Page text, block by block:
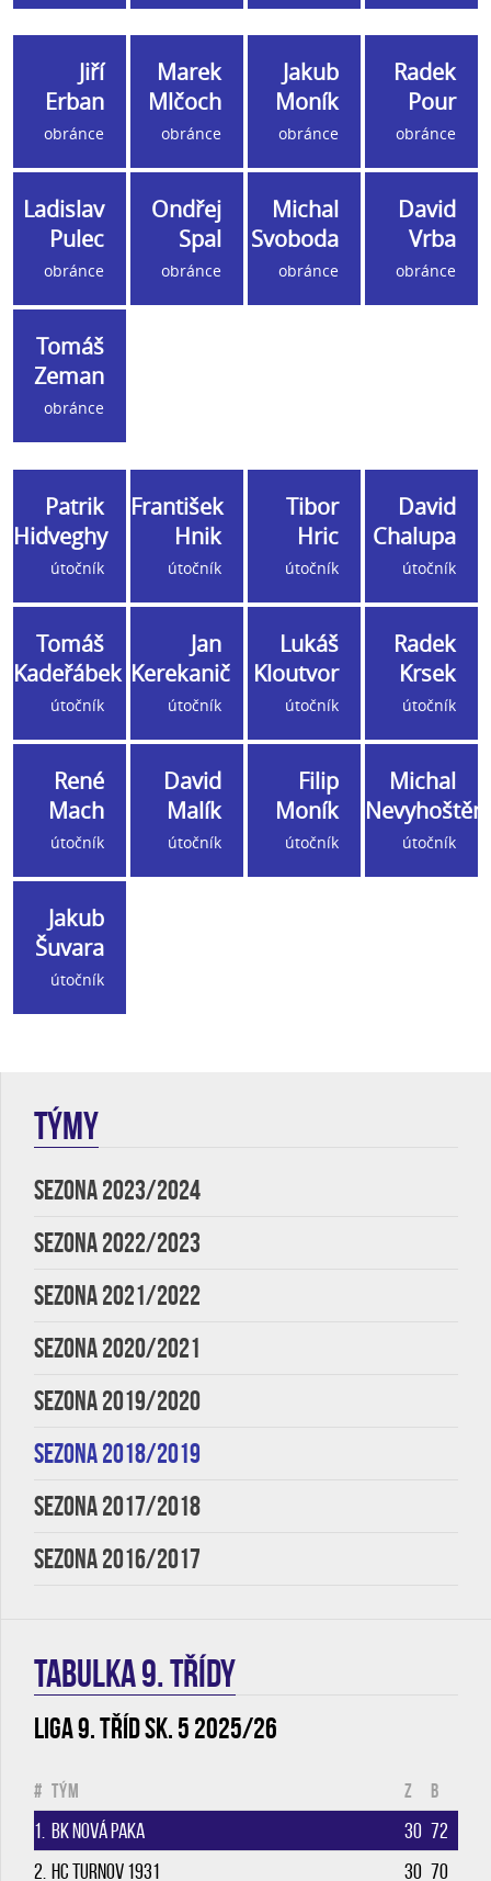
Jiří
Erban
obránce
Marek
Mlčoch
obránce
Jakub
Moník
obránce
Radek
Pour
obránce
Ladislav
Pulec
obránce
Ondřej
Spal
obránce
Michal
Svoboda
obránce
David
Vrba
obránce
Tomáš
Zeman
obránce
Patrik
Hidveghy
útočník
František
Hnik
útočník
Tibor
Hric
útočník
David
Chalupa
útočník
Tomáš
Kadeřábek
útočník
Jan
Kerekanič
útočník
Lukáš
Kloutvor
útočník
Radek
Krsek
útočník
René
Mach
útočník
David
Malík
útočník
Filip
Moník
útočník
Michal
útočník
Jakub
Šuvara
útočník
TÝMY
SEZONA 2023/2024
SEZONA 2022/2023
SEZONA 2021/2022
SEZONA 2020/2021
SEZONA 2019/2020
SEZONA 2018/2019
SEZONA 2017/2018
SEZONA 2016/2017
TABULKA 9. třídy
Liga 9. tříd sk. 5 2025/26
# Tým Z B
1. BK Nová Paka 30 72
2. HC Turnov 1931 30 70